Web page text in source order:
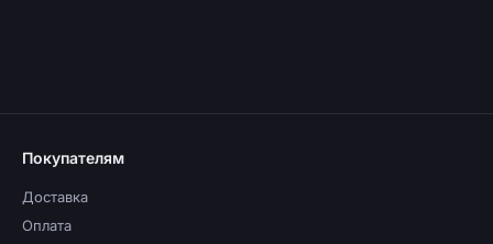
Покупателям
Доставка
Оплата